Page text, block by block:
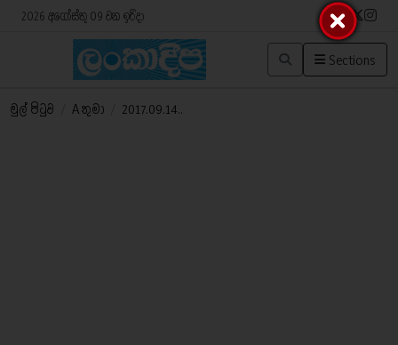
2026 අගෝස්තු 09 වන ඉරිදා
Sections
මුල් පිටුව A තුමා 2017.09.14..